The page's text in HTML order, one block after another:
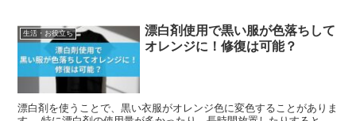
生活・お役立ち
漂白剤使用で黒い服が色落ちして
オレンジに！修復は可能？
漂白剤を使うことで、黒い衣服がオレンジ色に変色することがありま